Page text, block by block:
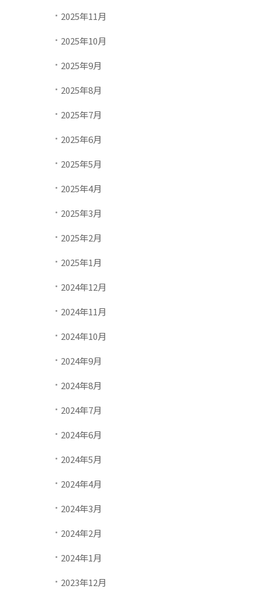
2025年11月
2025年10月
2025年9月
2025年8月
2025年7月
2025年6月
2025年5月
2025年4月
2025年3月
2025年2月
2025年1月
2024年12月
2024年11月
2024年10月
2024年9月
2024年8月
2024年7月
2024年6月
2024年5月
2024年4月
2024年3月
2024年2月
2024年1月
2023年12月